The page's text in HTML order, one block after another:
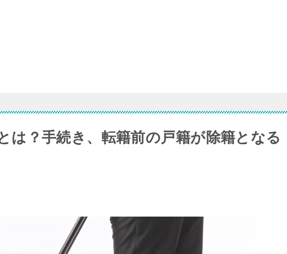
は？手続き、転籍前の戸籍が除籍となる